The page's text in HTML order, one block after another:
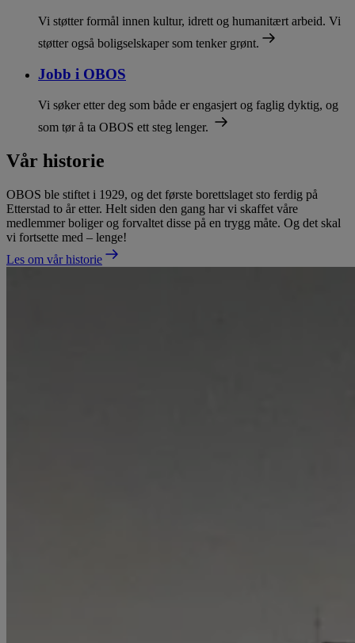
Vi støtter formål innen kultur, idrett og humanitært arbeid. Vi
støtter også boligselskaper som tenker grønt.
Jobb i OBOS
Vi søker etter deg som både er engasjert og faglig dyktig, og
som tør å ta OBOS ett steg lenger.
Vår historie
OBOS ble stiftet i 1929, og det første borettslaget sto ferdig på
Etterstad to år etter. Helt siden den gang har vi skaffet våre
medlemmer boliger og forvaltet disse på en trygg måte. Og det skal
vi fortsette med – lenge!
Les om vår historie